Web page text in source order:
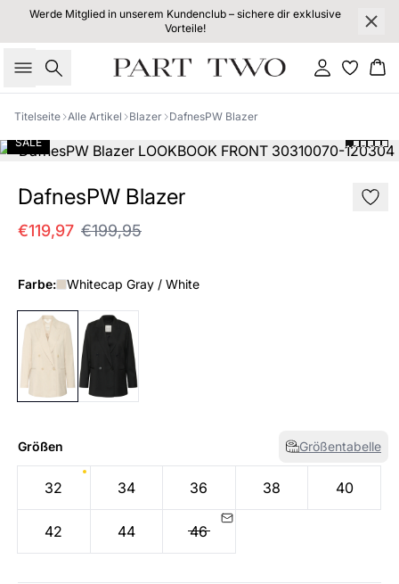
Werde Mitglied in unserem Kundenclub – sichere dir exklusive
Vorteile!
Suche Einloggen
Titelseite Alle Artikel Blazer
DafnesPW Blazer
SALE
DafnesPW Blazer
€119,97 €199,95
Farbe: Whitecap Gray / White
Größen Größentabelle
32 34 36 38 40
42 44 46